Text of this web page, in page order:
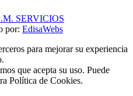
SERVICIOS
por: EdisaWebs
para mejorar su experiencia
que acepta su uso. Puede
Política de Cookies.